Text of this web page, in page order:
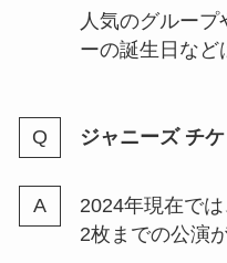
髙
ニ
人気のグルー
ーの誕生日など
ジャニーズ チ
2024年現在で
2枚までの公演